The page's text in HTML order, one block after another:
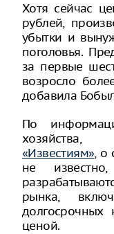
Хотя сейчас
рублей,
убытки и
поголовья.
за первые
возросло
добавила
По
хозяйства,
«Известиям», о
не
рынка,
долгосрочных
ценой.